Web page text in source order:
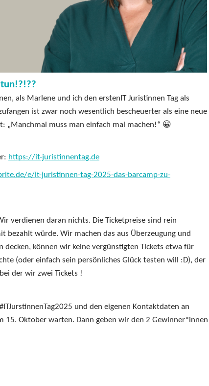
als Marlene und ich den erstenIT Juristinnen Tag als
ist zwar noch wesentlich bescheuerter als eine neue
„Manchmal muss man einfach mal machen!“ 😀
https://it-juristinnentag.de
e/it-juristinnen-tag-2025-das-barcamp-zu-
verdienen daran nichts. Die Ticketpreise sind rein
bezahlt würde. Wir machen das aus Überzeugung und
decken, können wir keine vergünstigten Tickets etwa für
(oder einfach sein persönliches Glück testen will :D), der
der wir zwei Tickets !
und den eigenen Kontaktdaten an
15. Oktober warten. Dann geben wir den 2 Gewinner*innen